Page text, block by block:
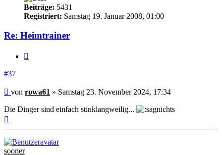
Beiträge: 5431
Registriert: Samstag 19. Januar 2008, 01:00
Re: Heimtrainer
#37
Beitrag
von rowa61 » Samstag 23. November 2024, 17:34
Die Dinger sind einfach stinklangweilig...
sooner